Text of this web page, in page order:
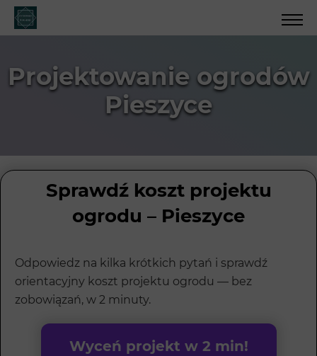
Projektowanie ogrodów
Pieszyce
Sprawdź koszt projektu
ogrodu – Pieszyce
Odpowiedz na kilka krótkich pytań i sprawdź
orientacyjny koszt projektu ogrodu — bez
zobowiązań, w 2 minuty.
Wyceń projekt w 2 min!